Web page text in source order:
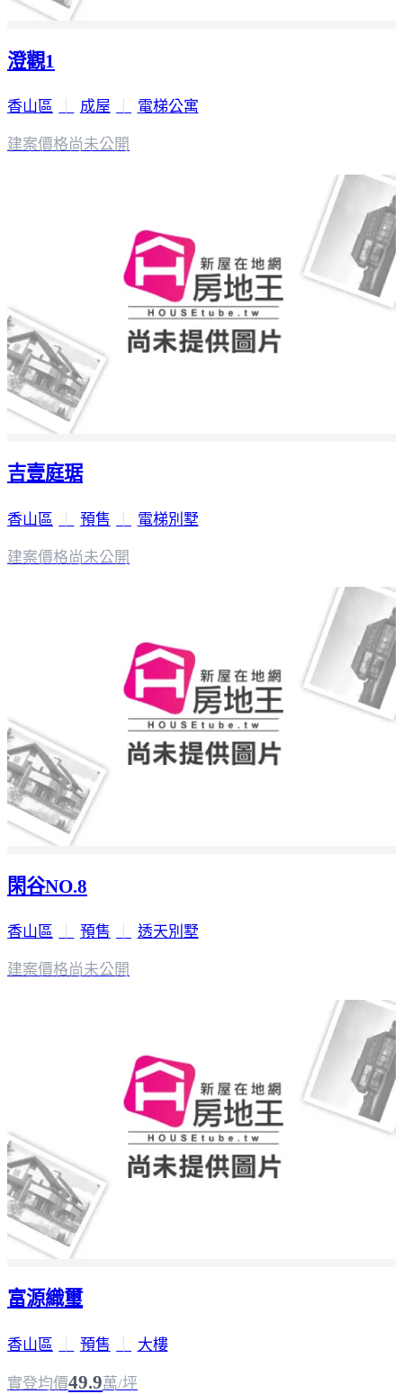
澄觀1
香山區 成屋 電梯公寓
建案價格尚未公開
吉壹庭琚
香山區 預售 電梯別墅
建案價格尚未公開
閑谷NO.8
香山區 預售 透天別墅
建案價格尚未公開
富源織璽
香山區 預售 大樓
實登均價49.9萬/坪